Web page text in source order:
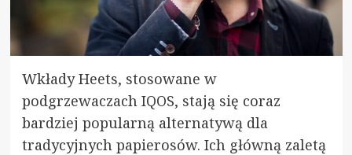
Wkłady Heets, stosowane w
podgrzewaczach IQOS, stają się coraz
bardziej popularną alternatywą dla
tradycyjnych papierosów. Ich główną zaletą